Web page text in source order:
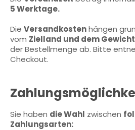
5 Werktage.
Die Versandkostenhängen
vom Zielland und dem Gewicht
der Bestellmenge ab. Bitte
Checkout.
Sie haben die Wahl zwischen
Zahlungsarten: